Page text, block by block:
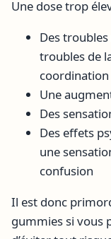
Une dose trop
Des
troubles de
coordination
Une
Des
Des effets
une
confusion
Il est donc
gummies si vous